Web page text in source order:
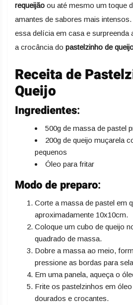
requeijão ou até mesmo um toque
amantes de sabores mais
essa delícia em casa e
a crocância do pastelzinho de
Receita de
Queijo
Ingredientes:
500g de massa de pastel
200g de queijo muçarela
pequenos
Óleo para fritar
Modo de preparo:
Corte a massa de pastel em
aproximadamente 10x10cm.
Coloque um cubo de queijo
quadrado de massa.
Dobre a massa ao meio,
pressione as bordas para
Em uma panela, aqueça o
Frite os pastelzinhos em
dourados e crocantes.